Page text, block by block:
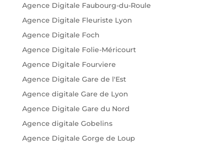
Agence Digitale Faubourg-du-Roule
Agence Digitale Fleuriste Lyon
Agence Digitale Foch
Agence Digitale Folie-Méricourt
Agence Digitale Fourviere
Agence Digitale Gare de l'Est
Agence digitale Gare de Lyon
Agence Digitale Gare du Nord
Agence digitale Gobelins
Agence Digitale Gorge de Loup